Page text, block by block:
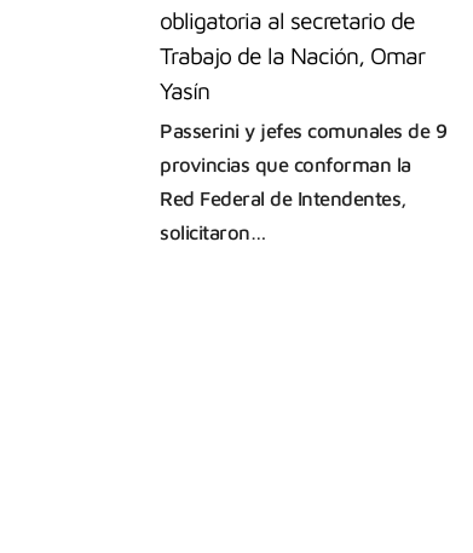
obligatoria al secretario de
Trabajo de la Nación, Omar
Yasín
Passerini y jefes comunales de 9
provincias que conforman la
Red Federal de Intendentes,
solicitaron…